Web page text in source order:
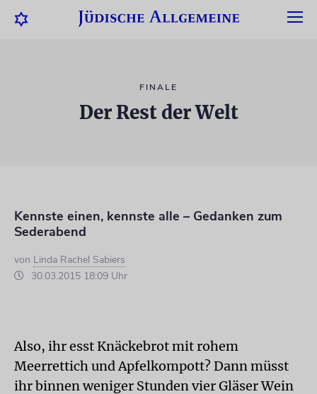
FINALE
Der Rest der Welt
Kennste einen, kennste alle – Gedanken zum
Sederabend
von Linda Rachel Sabiers
30.03.2015 18:09 Uhr
Also, ihr esst Knäckebrot mit rohem
Meerrettich und Apfelkompott? Dann müsst
ihr binnen weniger Stunden vier Gläser Wein